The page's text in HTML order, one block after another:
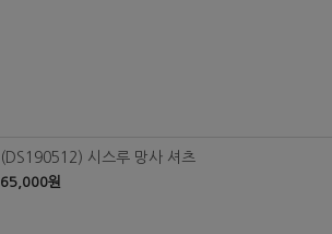
(DS190512) 시스루 망사 셔츠
65,000원